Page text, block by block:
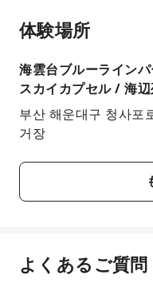
体験場所
海雲台ブルーライン
スカイカプセル / 海
부산 해운대구 청사포
거장
よくあるご質問